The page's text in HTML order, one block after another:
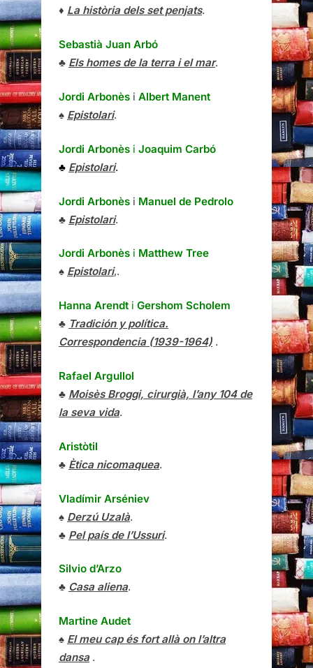
♦ La història dels set penjats.
Sebastià Juan Arbó
♣ Els homes de la terra i el mar.
Jordi Arbonès i Albert Manent
♠ Epistolari.
Jordi Arbonès i Joaquim Carbó
♣ Epistolari.
Jordi Arbonès i Manuel de Pedrolo
♣ Epistolari.
Jordi Arbonès i Matthew Tree
♠ Epistolari,.
Hanna Arendt i Gershom Scholem
♣ Tradición y política.
Correspondencia (1939-1964) .
Rafael Argullol
♣ Moisès Broggi, cirurgià, l’any 104 de
la seva vida.
Aristòtil
♣ Ètica nicomaquea.
Vladímir Arséniev
♠ Derzú Uzalà.
♣ Pel país de l’Ussuri.
Silvio d’Arzo
♣ Casa aliena.
Martine Audet
♠ El meu cap és fort allà on l’altra
dansa.